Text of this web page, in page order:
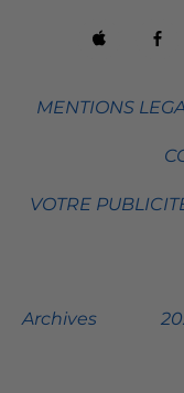
MENTIONS
VOTRE
Archives